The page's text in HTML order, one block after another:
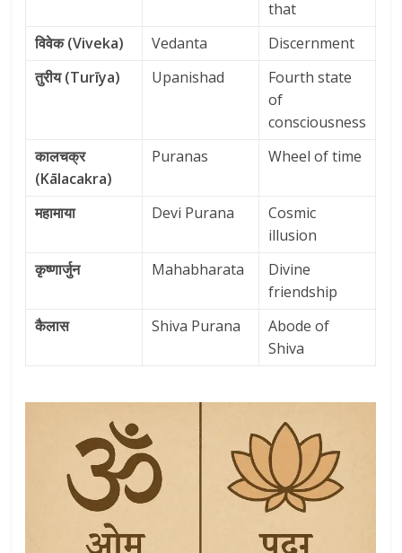
that
विवेक (Viveka)
Vedanta
Discernment
तुरीय (Turīya)
Upanishad
Fourth state
of
consciousness
कालचक्र
(Kālacakra)
Puranas Wheel of time
महामाया Devi Purana
Cosmic
illusion
कृष्णार्जुन
Mahabharata
Divine
friendship
कैलास
Shiva Purana
Abode of
Shiva